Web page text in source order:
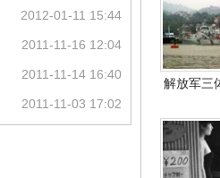
解放军三
2012-01-11 15:44
2011-11-16 12:04
2011-11-14 16:40
2011-11-03 17:02